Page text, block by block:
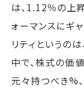
は、1.12％の上
ォーマンスにギ
リティというの
中で、株式の価
元々持つべき%